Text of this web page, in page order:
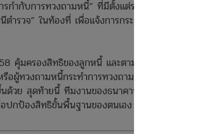
กำกับการทวงถามหนี้” ที่มีตั้งแต่ระดับ
ำรวจ” ในท้องที่ เพื่อแจ้งการกระ
คุ้มครองสิทธิของลูกหนี้ และตาม
ผู้ทวงถามหนี้กระทําการทวงถามหนี้ใน
วย สุดท้ายนี้ ทีมงานของธนาคารแห่ง
ปกป้องสิทธิขั้นพื้นฐานของตนเอง